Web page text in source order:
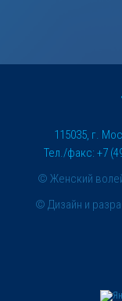
© Женский
115035, г.
Тел./факс: +7
© Дизайн и